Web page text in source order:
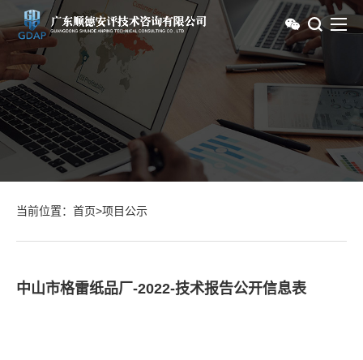
当前位置： 首页>项目公示
中山市格雷纸品厂-2022-技术报告公开信息表